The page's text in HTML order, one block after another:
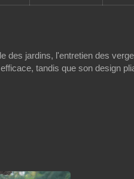
des jardins, l'entretien des
tandis que son design